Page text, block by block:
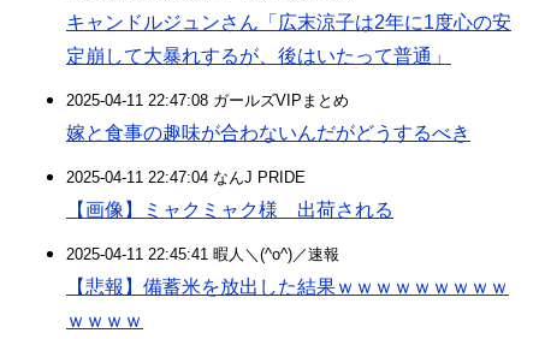
キャンドルジュンさん「広末涼子は2年に1度心の安
定崩して大暴れするが、後はいたって普通」
2025-04-11 22:47:08 ガールズVIPまとめ
嫁と食事の趣味が合わないんだがどうするべき
2025-04-11 22:47:04 なんJ PRIDE
【画像】ミャクミャク様 出荷される
2025-04-11 22:45:41 暇人＼(^o^)／速報
【悲報】備蓄米を放出した結果ｗｗｗｗｗｗｗｗｗ
ｗｗｗｗ